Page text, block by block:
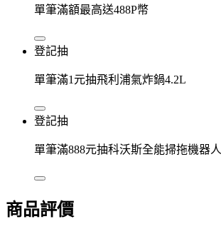
單筆滿額最高送488P幣
登記抽
單筆滿1元抽飛利浦氣炸鍋4.2L
登記抽
單筆滿888元抽科沃斯全能掃拖機器人
商品評價